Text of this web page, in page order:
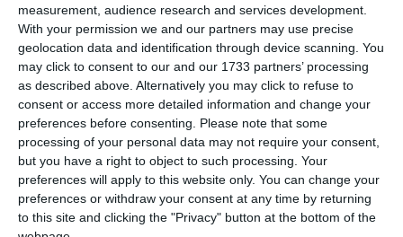
measurement, audience research and services development.
With your permission we and our partners may use precise
geolocation data and identification through device scanning. You
may click to consent to our and our 1733 partners’ processing
as described above. Alternatively you may click to refuse to
consent or access more detailed information and change your
preferences before consenting.
Please note that some
processing of your personal data may not require your consent,
but you have a right to object to such processing. Your
preferences will apply to this website only. You can change your
preferences or withdraw your consent at any time by returning
to this site and clicking the "Privacy" button at the bottom of the